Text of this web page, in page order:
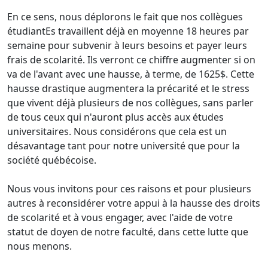
En ce sens, nous déplorons le fait que nos collègues
étudiantEs travaillent déjà en moyenne 18 heures par
semaine pour subvenir à leurs besoins et payer leurs
frais de scolarité. Ils verront ce chiffre augmenter si on
va de l'avant avec une hausse, à terme, de 1625$. Cette
hausse drastique augmentera la précarité et le stress
que vivent déjà plusieurs de nos collègues, sans parler
de tous ceux qui n'auront plus accès aux études
universitaires. Nous considérons que cela est un
désavantage tant pour notre université que pour la
société québécoise.
Nous vous invitons pour ces raisons et pour plusieurs
autres à reconsidérer votre appui à la hausse des droits
de scolarité et à vous engager, avec l'aide de votre
statut de doyen de notre faculté, dans cette lutte que
nous menons.